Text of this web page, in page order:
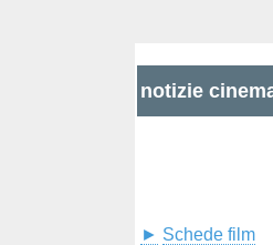
notizie
► Schede film